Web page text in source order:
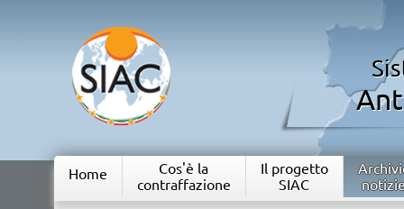
Home
Cos'è la
contraffazione
Il progetto
SIAC